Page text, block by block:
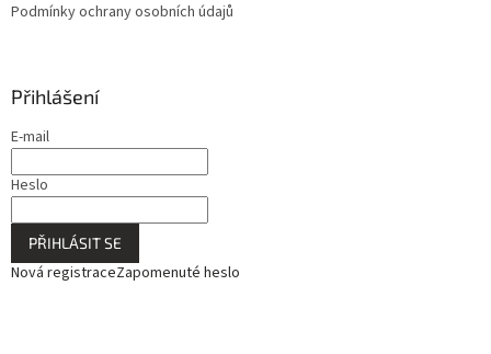
Podmínky ochrany osobních údajů
Přihlášení
E-mail
Heslo
PŘIHLÁSIT SE
Nová registraceZapomenuté heslo